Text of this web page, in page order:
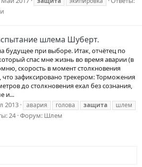
шлема Шуберт.
будущее при выборе. Итак, отчётец по
спас мне жизнь во время аварии (в
скорость в момент столкновения
зафиксировано трекером: Торможения
до столкновения ехал без сознания,
и...
2013 авария голова защита
шлем
24 Форум: Шлем